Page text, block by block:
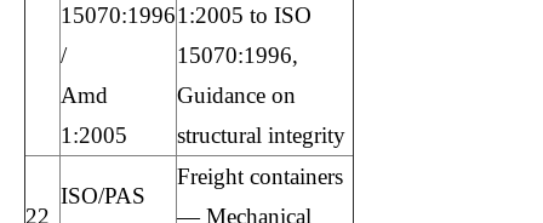
15070:1996
/
Amd
1:2005
1:2005 to ISO
15070:1996,
Guidance on
structural integrity
22
ISO/PAS
Freight containers
— Mechanical